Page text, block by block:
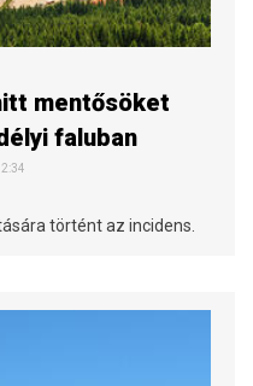
mentősöket
faluban
történt az incidens.